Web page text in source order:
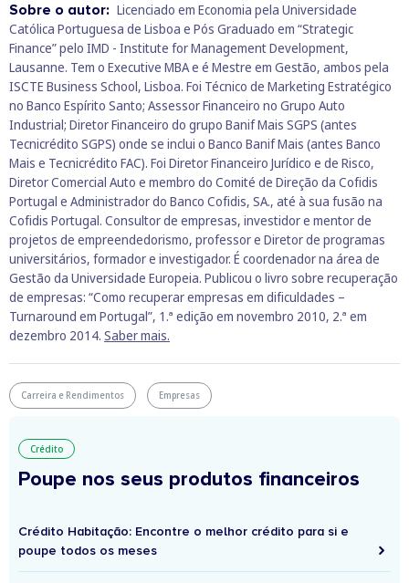
Sobre o autor: Licenciado em Economia pela Universidade
Católica Portuguesa de Lisboa e Pós Graduado em “Strategic
Finance” pelo IMD - Institute for Management Development,
Lausanne. Tem o Executive MBA e é Mestre em Gestão, ambos pela
ISCTE Business School, Lisboa. Foi Técnico de Marketing Estratégico
no Banco Espírito Santo; Assessor Financeiro no Grupo Auto
Industrial; Diretor Financeiro do grupo Banif Mais SGPS (antes
Tecnicrédito SGPS) onde se inclui o Banco Banif Mais (antes Banco
Mais e Tecnicrédito FAC). Foi Diretor Financeiro Jurídico e de Risco,
Diretor Comercial Auto e membro do Comité de Direção da Cofidis
Portugal e Administrador do Banco Cofidis, SA., até à sua fusão na
Cofidis Portugal. Consultor de empresas, investidor e mentor de
projetos de empreendedorismo, professor e Diretor de programas
universitários, formador e investigador. É coordenador na área de
Gestão da Universidade Europeia. Publicou o livro sobre recuperação
de empresas: “Como recuperar empresas em dificuldades –
Turnaround em Portugal”, 1.ª edição em novembro 2010, 2.ª em
dezembro 2014. Saber mais.
Carreira e Rendimentos Empresas
Crédito
Poupe nos seus produtos financeiros
Crédito Habitação: Encontre o melhor crédito para si e
poupe todos os meses